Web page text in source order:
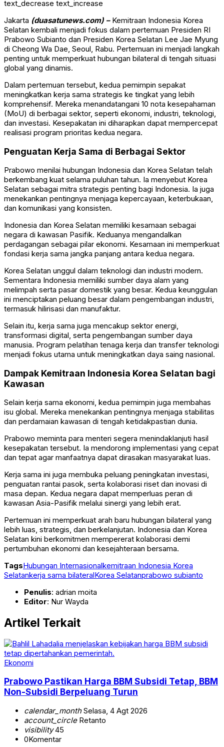
text_decrease text_increase
Jakarta (duasatunews.com) – Kemitraan Indonesia Korea
Selatan kembali menjadi fokus dalam pertemuan Presiden RI
Prabowo Subianto dan Presiden Korea Selatan Lee Jae Myung
di Cheong Wa Dae, Seoul, Rabu. Pertemuan ini menjadi langkah
penting untuk memperkuat hubungan bilateral di tengah situasi
global yang dinamis.
Dalam pertemuan tersebut, kedua pemimpin sepakat
meningkatkan kerja sama strategis ke tingkat yang lebih
komprehensif. Mereka menandatangani 10 nota kesepahaman
(MoU) di berbagai sektor, seperti ekonomi, industri, teknologi,
dan investasi. Kesepakatan ini diharapkan dapat mempercepat
realisasi program prioritas kedua negara.
Penguatan Kerja Sama di Berbagai Sektor
Prabowo menilai hubungan Indonesia dan Korea Selatan telah
berkembang kuat selama puluhan tahun. Ia menyebut Korea
Selatan sebagai mitra strategis penting bagi Indonesia. Ia juga
menekankan pentingnya menjaga kepercayaan, keterbukaan,
dan komunikasi yang konsisten.
Indonesia dan Korea Selatan memiliki kesamaan sebagai
negara di kawasan Pasifik. Keduanya mengandalkan
perdagangan sebagai pilar ekonomi. Kesamaan ini memperkuat
fondasi kerja sama jangka panjang antara kedua negara.
Korea Selatan unggul dalam teknologi dan industri modern.
Sementara Indonesia memiliki sumber daya alam yang
melimpah serta pasar domestik yang besar. Kedua keunggulan
ini menciptakan peluang besar dalam pengembangan industri,
termasuk hilirisasi dan manufaktur.
Selain itu, kerja sama juga mencakup sektor energi,
transformasi digital, serta pengembangan sumber daya
manusia. Program pelatihan tenaga kerja dan transfer teknologi
menjadi fokus utama untuk meningkatkan daya saing nasional.
Dampak Kemitraan Indonesia Korea Selatan bagi
Kawasan
Selain kerja sama ekonomi, kedua pemimpin juga membahas
isu global. Mereka menekankan pentingnya menjaga stabilitas
dan perdamaian kawasan di tengah ketidakpastian dunia.
Prabowo meminta para menteri segera menindaklanjuti hasil
kesepakatan tersebut. Ia mendorong implementasi yang cepat
dan tepat agar manfaatnya dapat dirasakan masyarakat luas.
Kerja sama ini juga membuka peluang peningkatan investasi,
penguatan rantai pasok, serta kolaborasi riset dan inovasi di
masa depan. Kedua negara dapat memperluas peran di
kawasan Asia-Pasifik melalui sinergi yang lebih erat.
Pertemuan ini memperkuat arah baru hubungan bilateral yang
lebih luas, strategis, dan berkelanjutan. Indonesia dan Korea
Selatan kini berkomitmen mempererat kolaborasi demi
pertumbuhan ekonomi dan kesejahteraan bersama.
TagsHubungan Internasionalkemitraan Indonesia Korea
Selatankerja sama bilateralKorea Selatanprabowo subianto
Penulis: adrian moita
Editor: Nur Wayda
Artikel Terkait
Ekonomi
Prabowo Pastikan Harga BBM Subsidi Tetap, BBM
Non-Subsidi Berpeluang Turun
calendar_monthSelasa, 4 Agt 2026
account_circleRetanto
visibility45
0Komentar